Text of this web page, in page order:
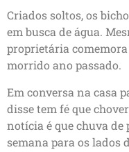
Criados soltos, os
em busca de água.
proprietária
morrido ano passado.
Em conversa na casa
disse tem fé que
notícia é que chuva de
semana para os lados